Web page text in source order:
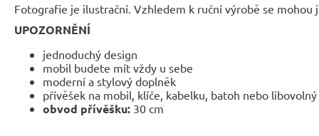
Fotografie je ilustrační. Vzhledem k ruční výrobě se
UPOZORNĚNÍ
jednoduchý design
mobil budete mít vždy u sebe
moderní a stylový doplněk
přívěšek na mobil, klíče, kabelku, batoh nebo
obvod přívěšku: 30 cm